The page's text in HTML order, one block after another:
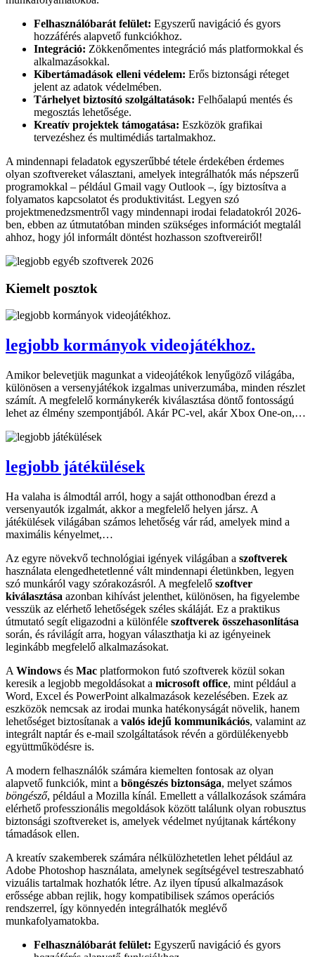
Felhasználóbarát felület: Egyszerű navigáció és gyors
hozzáférés alapvető funkciókhoz.
Integráció: Zökkenőmentes integráció más platformokkal és
alkalmazásokkal.
Kibertámadások elleni védelem: Erős biztonsági réteget
jelent az adatok védelmében.
Tárhelyet biztosító szolgáltatások: Felhőalapú mentés és
megosztás lehetősége.
Kreatív projektek támogatása: Eszközök grafikai
tervezéshez és multimédiás tartalmakhoz.
A mindennapi feladatok egyszerűbbé tétele érdekében érdemes
olyan szoftvereket választani, amelyek integrálhatók más népszerű
programokkal – például Gmail vagy Outlook –, így biztosítva a
folyamatos kapcsolatot és produktivitást. Legyen szó
projektmenedzsmentről vagy mindennapi irodai feladatokról 2026-
ben, ebben az útmutatóban minden szükséges információt megtalál
ahhoz, hogy jól informált döntést hozhasson szoftvereiről!
Kiemelt posztok
legjobb kormányok videojátékhoz.
Amikor belevetjük magunkat a videojátékok lenyűgöző világába,
különösen a versenyjátékok izgalmas univerzumába, minden részlet
számít. A megfelelő kormánykerék kiválasztása döntő fontosságú
lehet az élmény szempontjából. Akár PC-vel, akár Xbox One-on,…
legjobb játékülések
Ha valaha is álmodtál arról, hogy a saját otthonodban érezd a
versenyautók izgalmát, akkor a megfelelő helyen jársz. A
játékülések világában számos lehetőség vár rád, amelyek mind a
maximális kényelmet,…
Az egyre növekvő technológiai igények világában a szoftverek
használata elengedhetetlenné vált mindennapi életünkben, legyen
szó munkáról vagy szórakozásról. A megfelelő szoftver
kiválasztása azonban kihívást jelenthet, különösen, ha figyelembe
vesszük az elérhető lehetőségek széles skáláját. Ez a praktikus
útmutató segít eligazodni a különféle szoftverek összehasonlítása
során, és rávilágít arra, hogyan választhatja ki az igényeinek
leginkább megfelelő alkalmazásokat.
A Windows és Mac platformokon futó szoftverek közül sokan
keresik a legjobb megoldásokat a microsoft office, mint például a
Word, Excel és PowerPoint alkalmazások kezelésében. Ezek az
eszközök nemcsak az irodai munka hatékonyságát növelik, hanem
lehetőséget biztosítanak a valós idejű kommunikációs, valamint az
integrált naptár és e-mail szolgáltatások révén a gördülékenyebb
együttműködésre is.
A modern felhasználók számára kiemelten fontosak az olyan
alapvető funkciók, mint a böngészés biztonsága, melyet számos
böngésző, például a Mozilla kínál. Emellett a vállalkozások számára
elérhető professzionális megoldások között találunk olyan robusztus
biztonsági szoftvereket is, amelyek védelmet nyújtanak kártékony
támadások ellen.
A kreatív szakemberek számára nélkülözhetetlen lehet például az
Adobe Photoshop használata, amelynek segítségével testreszabható
vizuális tartalmak hozhatók létre. Az ilyen típusú alkalmazások
erőssége abban rejlik, hogy kompatibilisek számos operációs
rendszerrel, így könnyedén integrálhatók meglévő
munkafolyamatokba.
Felhasználóbarát felület: Egyszerű navigáció és gyors